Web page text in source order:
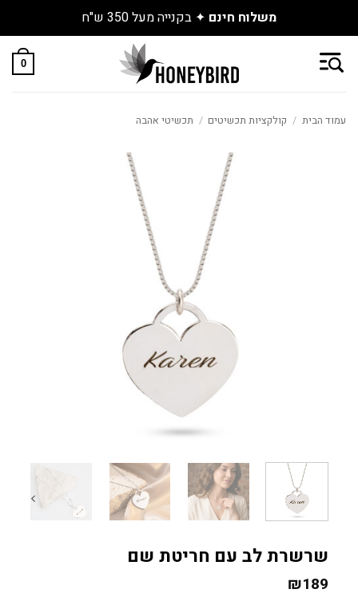
גלו את התכשיטים החדשים שנחתו באתר
0
עמוד הבית / קולקציות תכשיטים / תכשיטי אהבה
שרשרת לב עם חריטת שם
₪189